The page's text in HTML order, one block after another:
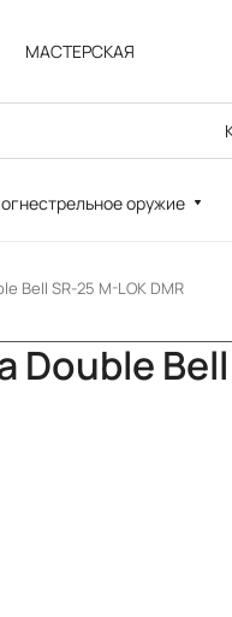
МАСТЕРСКАЯ
оружие
Bell SR-25 M-LOK DMR
Double